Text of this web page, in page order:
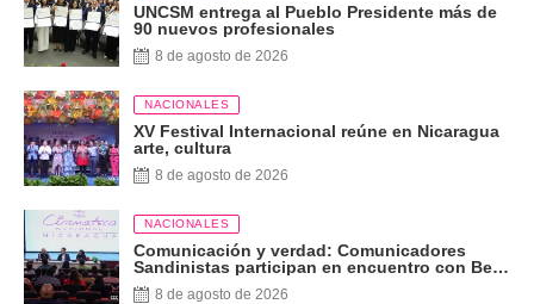
UNCSM entrega al Pueblo Presidente más de
90 nuevos profesionales
8 de agosto de 2026
NACIONALES
XV Festival Internacional reúne en Nicaragua
arte, cultura
8 de agosto de 2026
NACIONALES
Comunicación y verdad: Comunicadores
Sandinistas participan en encuentro con Ben
Norton
8 de agosto de 2026